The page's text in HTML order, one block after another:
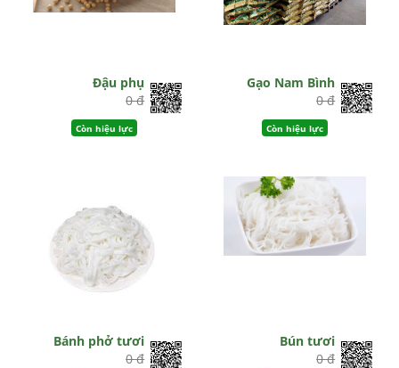
Đậu phụ
0 đ
Còn hiệu lực
Gạo Nam Bình
0 đ
Còn hiệu lực
Bánh phở tươi
0 đ
Bún tươi
0 đ